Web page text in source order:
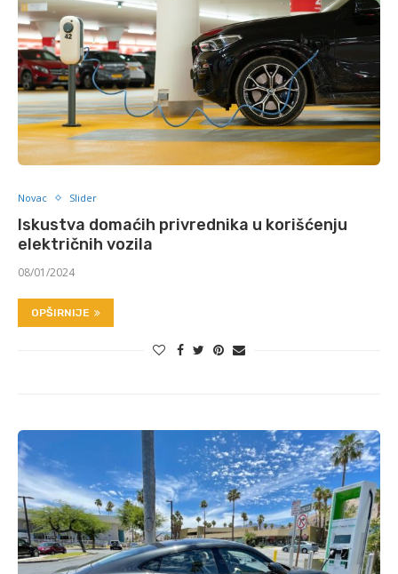
Novac Slider
Iskustva domaćih privrednika u korišćenju
električnih vozila
08/01/2024
OPŠIRNIJE